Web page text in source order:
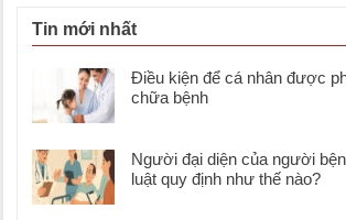
Tin mới nhất
Điều kiện để cá nhân được
chữa bệnh
Người đại diện của người
luật quy định như thế nào?